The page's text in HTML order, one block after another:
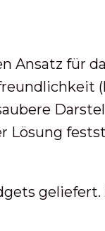
für
Lösung